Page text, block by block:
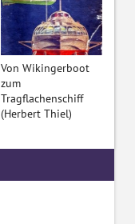
Von Wikingerboot
zum
Tragflachenschiff
(Herbert Thiel)